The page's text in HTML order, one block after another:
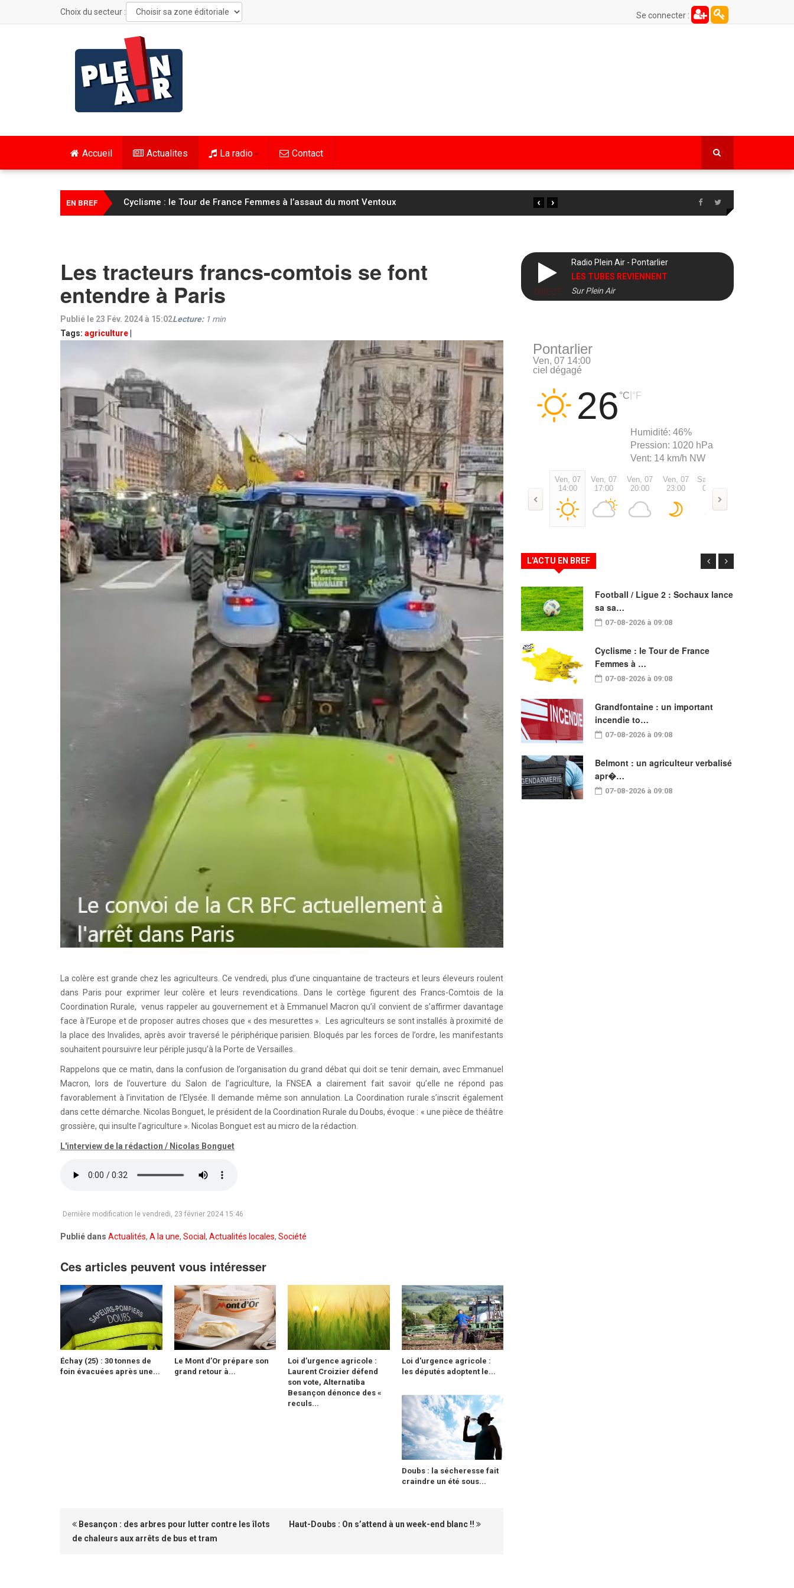
Choix du secteur : Se connecter :
Accueil Actualites La radio Contact
EN BREF Cyclisme : le Tour de France Femmes à l’assaut du mont Ventoux ›
‹
Les tracteurs francs-comtois se font
entendre à Paris
Publié le 23 Fév. 2024 à 15:02
Tags: agriculture
Lecture: 1 min
La colère est grande chez les agriculteurs. Ce vendredi, plus d’une cinquantaine de tracteurs et leurs éleveurs roulent
dans Paris pour exprimer leur colère et leurs revendications. Dans le cortège figurent des Francs-Comtois de la
Coordination Rurale, venus rappeler au gouvernement et à Emmanuel Macron qu’il convient de s’affirmer davantage
face à l’Europe et de proposer autres choses que « des mesurettes ». Les agriculteurs se sont installés à proximité de
la place des Invalides, après avoir traversé le périphérique parisien. Bloqués par les forces de l’ordre, les manifestants
souhaitent poursuivre leur périple jusqu’à la Porte de Versailles.
Rappelons que ce matin, dans la confusion de l’organisation du grand débat qui doit se tenir demain, avec Emmanuel
Macron, lors de l’ouverture du Salon de l’agriculture, la FNSEA a clairement fait savoir qu’elle ne répond pas
favorablement à l’invitation de l’Elysée. Il demande même son annulation. La Coordination rurale s’inscrit également
dans cette démarche. Nicolas Bonguet, le président de la Coordination Rurale du Doubs, évoque : « une pièce de théâtre
grossière, qui insulte l’agriculture ». Nicolas Bonguet est au micro de la rédaction.
L'interview de la rédaction / Nicolas Bonguet
Dernière modification le vendredi, 23 février 2024 15:46
Publié dans Actualités, A la une, Social , Actualités locales, Société
Ces articles peuvent vous intéresser
Échay (25) : 30 tonnes de
foin évacuées après une...
Le Mont d’Or prépare son
grand retour à...
Loi d’urgence agricole :
Laurent Croizier défend
son vote, Alternatiba
Besançon dénonce des «
reculs...
Loi d'urgence agricole :
les députés adoptent le...
Doubs : la sécheresse fait
craindre un été sous...
Besançon : des arbres pour lutter contre les îlots
de chaleurs aux arrêts de bus et tram
Haut-Doubs : On s’attend à un week-end blanc !!
DIRECT
Radio Plein Air - Pontarlier
LES TUBES REVIENNENT
Sur Plein Air
Pontarlier
Ven, 07 14:00
ciel dégagé
26 °C °F
Humidité: 46%
Pression: 1020 hPa
Vent: 14 km/h NW
Ven, 07
14:00
Ven, 07
17:00
Ven, 07
20:00
Ven, 07
23:00
Sam, 08
02:00
L'ACTU EN BREF
Football / Ligue 2 : Sochaux lance
sa sa…
07-08-2026 à 09:08
Cyclisme : le Tour de France
Femmes à …
07-08-2026 à 09:08
Grandfontaine : un important
incendie to…
07-08-2026 à 09:08
Belmont : un agriculteur verbalisé
apr�…
07-08-2026 à 09:08